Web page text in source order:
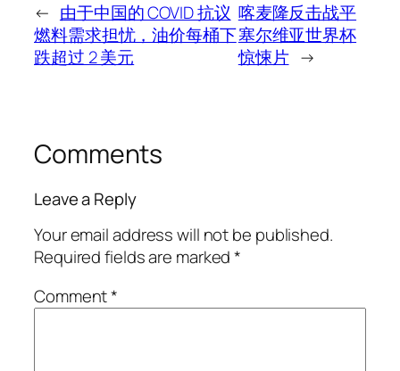
← 由于中国的 COVID 抗议
燃料需求担忧，油价每桶下
跌超过 2 美元
喀麦隆反击战平
塞尔维亚世界杯
惊悚片 →
Comments
Leave a Reply
Your email address will not be published.
Required fields are marked*
Comment*